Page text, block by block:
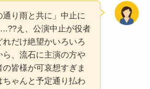
通り雨と共に」中止に
え、公演中止が役者
れだけ絶望かいろいろ
ら、流石に主演の方や
皆様が可哀想すぎま
ちゃんと予定通り払わ